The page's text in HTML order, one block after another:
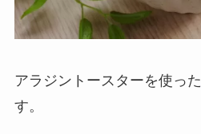
アラジントースターを使った
す。